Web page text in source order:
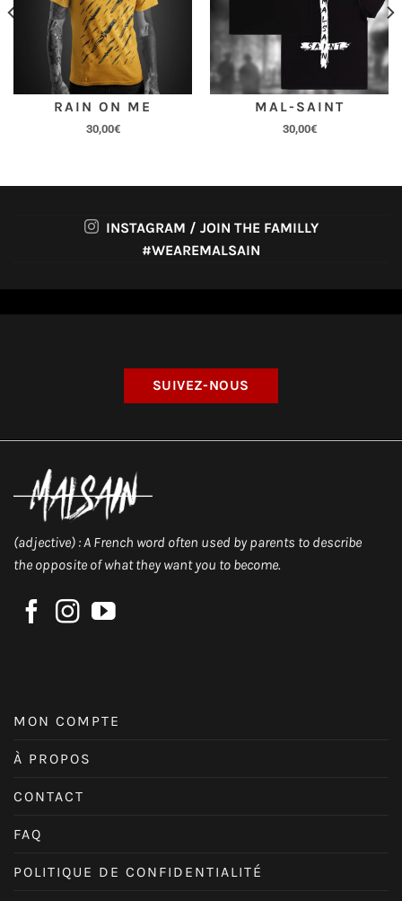
RAIN ON ME
30,00€
MAL-SAINT
30,00€
INSTAGRAM / JOIN THE FAMILLY
#WEAREMALSAIN
SUIVEZ-NOUS
(adjective) : A French word often used by parents to describe
the opposite of what they want you to become.
MON COMPTE
À PROPOS
CONTACT
FAQ
POLITIQUE DE CONFIDENTIALITÉ